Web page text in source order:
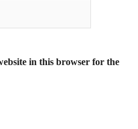
in this browser for the